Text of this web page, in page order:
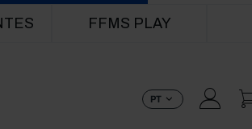
FFMS PLAY
PT